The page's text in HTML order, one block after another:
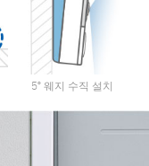
5° 웨지 수직 설치